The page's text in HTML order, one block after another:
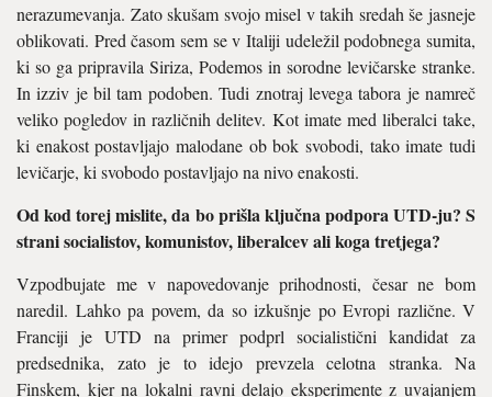
nerazumevanja. Zato skušam svojo misel v takih sredah še jasneje
oblikovati. Pred časom sem se v Italiji udeležil podobnega sumita,
ki so ga pripravila Siriza, Podemos in sorodne levičarske stranke.
In izziv je bil tam podoben. Tudi znotraj levega tabora je namreč
veliko pogledov in različnih delitev. Kot imate med liberalci take,
ki enakost postavljajo malodane ob bok svobodi, tako imate tudi
levičarje, ki svobodo postavljajo na nivo enakosti.
Od kod torej mislite, da bo prišla ključna podpora UTD-ju? S
strani socialistov, komunistov, liberalcev ali koga tretjega?
Vzpodbujate me v napovedovanje prihodnosti, česar ne bom
naredil. Lahko pa povem, da so izkušnje po Evropi različne. V
Franciji je UTD na primer podprl socialistični kandidat za
predsednika, zato je to idejo prevzela celotna stranka. Na
Finskem, kjer na lokalni ravni delajo eksperimente z uvajanjem